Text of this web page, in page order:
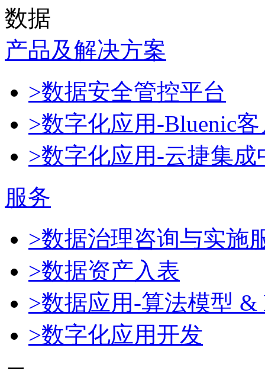
数据
产品及解决方案
>数据安全管控平台
>数字化应用-Bluenic
>数字化应用-云捷集成
服务
>数据治理咨询与实施
>数据资产入表
>数据应用-算法模型 &
>数字化应用开发